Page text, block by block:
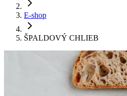
E-shop
ŠPALDOVÝ CHLIEB